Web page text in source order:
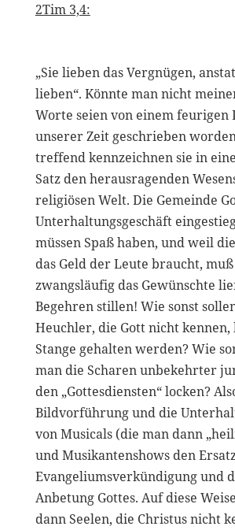
2Tim 3,4:
„Sie lieben das Vergnügen,
lieben“. Könnte man nicht
Worte seien von einem feurigen
unserer Zeit geschrieben
treffend kennzeichnen sie in
Satz den herausragenden
religiösen Welt. Die Gemeinde
Unterhaltungsgeschäft
müssen Spaß haben, und weil
das Geld der Leute braucht, muß
zwangsläufig das Gewünschte
Begehren stillen! Wie sonst
Heuchler, die Gott nicht kennen,
Stange gehalten werden? Wie
man die Scharen unbekehrter
den „Gottesdiensten“ locken?
Bildvorführung und die
von Musicals (die man dann
und Musikantenshows den
Evangeliumsverkündigung und
Anbetung Gottes. Auf diese
dann Seelen, die Christus nicht